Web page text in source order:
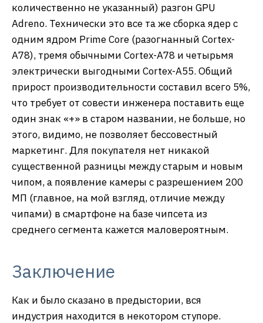
количественно не указанный) разгон GPU
Adreno. Технически это все та же сборка ядер с
одним ядром Prime Core (разогнанный Cortex-
A78), тремя обычными Cortex-A78 и четырьмя
электрически выгодными Cortex-A55. Общий
прирост производительности составил всего 5%,
что требует от совести инженера поставить еще
один знак «+» в старом названии, не больше, но
этого, видимо, не позволяет бессовестный
маркетинг. Для покупателя нет никакой
существенной разницы между старым и новым
чипом, а появление камеры с разрешением 200
МП (главное, на мой взгляд, отличие между
чипами) в смартфоне на базе чипсета из
среднего сегмента кажется маловероятным.
Заключение
Как и было сказано в предыстории, вся
индустрия находится в некотором ступоре.